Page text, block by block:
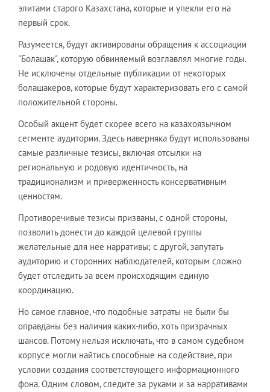
элитами старого Казахстана, которые и упекли его на
первый срок.
Разумеется, будут активированы обращения к ассоциации
"Болашак", которую обвиняемый возглавлял многие годы.
Не исключены отдельные публикации от некоторых
болашакеров, которые будут характеризовать его с самой
положительной стороны.
Особый акцент будет скорее всего на казахоязычном
сегменте аудитории. Здесь наверняка будут использованы
самые различные тезисы, включая отсылки на
региональную и родовую идентичность, на
традиционализм и приверженность консервативным
ценностям.
Противоречивые тезисы призваны, с одной стороны,
позволить донести до каждой целевой группы
желательные для нее нарративы; с другой, запутать
аудиторию и сторонних наблюдателей, которым сложно
будет отследить за всем происходящим единую
координацию.
Но самое главное, что подобные затраты не были бы
оправданы без наличия каких-либо, хоть призрачных
шансов. Потому нельзя исключать, что в самом судебном
корпусе могли найтись способные на содействие, при
условии создания соответствующего информационного
фона. Одним словом, следите за руками и за нарративами